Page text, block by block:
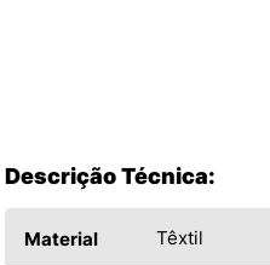
Descrição Técnica:
Material Têxtil